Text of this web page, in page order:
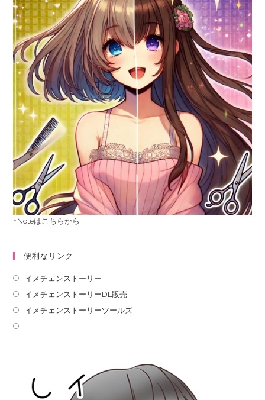
↑Noteはこちらから
便利なリンク
イメチェンストーリー
イメチェンストーリーDL販売
イメチェンストーリーツールズ